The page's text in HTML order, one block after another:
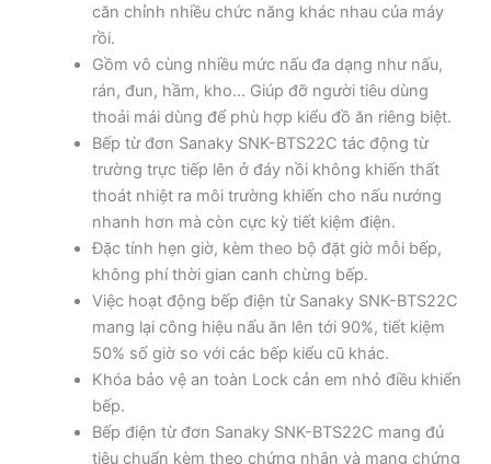
căn chỉnh nhiều chức năng khác nhau của máy
rồi.
Gồm vô cùng nhiều mức nấu đa dạng như nấu,
rán, đun, hầm, kho… Giúp đỡ người tiêu dùng
thoải mái dùng để phù hợp kiểu đồ ăn riêng biệt.
Bếp từ đơn Sanaky SNK-BTS22C tác động từ
trường trực tiếp lên ở đáy nồi không khiến thất
thoát nhiệt ra môi trường khiến cho nấu nướng
nhanh hơn mà còn cực kỳ tiết kiệm điện.
Đặc tính hẹn giờ, kèm theo bộ đặt giờ mỗi bếp,
không phí thời gian canh chừng bếp.
Việc hoạt động bếp điện từ Sanaky SNK-BTS22C
mang lại công hiệu nấu ăn lên tới 90%, tiết kiệm
50% số giờ so với các bếp kiểu cũ khác.
Khóa bảo vệ an toàn Lock cản em nhỏ điều khiển
bếp.
Bếp điện từ đơn Sanaky SNK-BTS22C mang đủ
tiêu chuẩn kèm theo chứng nhận và mang chứng